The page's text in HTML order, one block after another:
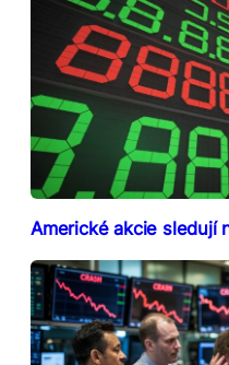
Americké akcie sledují